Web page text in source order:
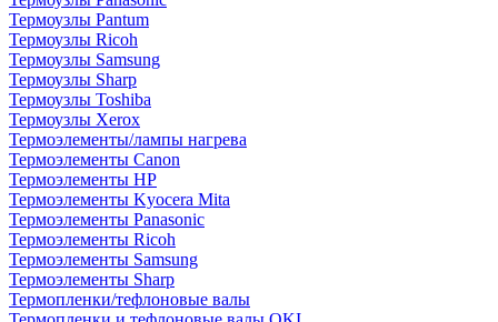
Термоузлы Pantum
Термоузлы Ricoh
Термоузлы Samsung
Термоузлы Sharp
Термоузлы Toshiba
Термоузлы Xerox
Термоэлементы/лампы нагрева
Термоэлементы Canon
Термоэлементы HP
Термоэлементы Kyocera Mita
Термоэлементы Panasonic
Термоэлементы Ricoh
Термоэлементы Samsung
Термоэлементы Sharp
Термопленки/тефлоновые валы